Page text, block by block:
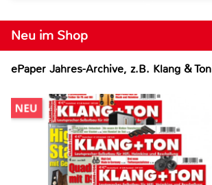
Neu im Shop
ePaper Jahres-Archive, z.B. Klang & Ton